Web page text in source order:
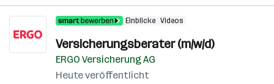
Einblicke Videos
Versicherungsberater (m/w/d)
ERGO Versicherung AG
Heute veröffentlicht